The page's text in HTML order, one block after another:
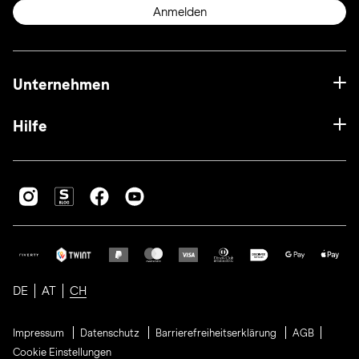
Anmelden
Unternehmen
Hilfe
DE AT CH
Impressum Datenschutz Barrierefreiheitserklärung
AGB
Cookie Einstellungen